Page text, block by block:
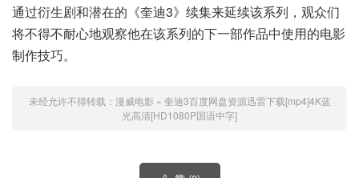
通过衍生剧和潜在的《奎迪3》续集来延续该系列，观众们
将不得不耐心地观察他在该系列的下一部作品中使用的电影
制作技巧。
未经允许不得转载： 漫威电影 » 奎迪3百度网盘资源迅雷下载[mp4]4K蓝
光高清[HD1080P国语中字]